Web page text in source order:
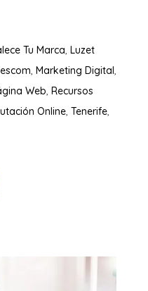
Tu Marca, Luzet
, Marketing Digital,
Web, Recursos
Online, Tenerife,